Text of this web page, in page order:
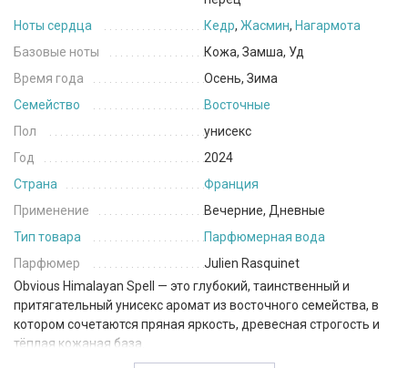
Ноты сердца
Кедр, Жасмин, Нагармота
Базовые ноты
Кожа, Замша, Уд
Время года
Осень, Зима
Семейство
Восточные
Пол
унисекс
Год
2024
Страна
Франция
Применение
Вечерние, Дневные
Тип товара
Парфюмерная вода
Парфюмер
Julien Rasquinet
Obvious Himalayan Spell — это глубокий, таинственный и
притягательный унисекс аромат из восточного семейства, в
котором сочетаются пряная яркость, древесная строгость и
тёплая кожаная база.